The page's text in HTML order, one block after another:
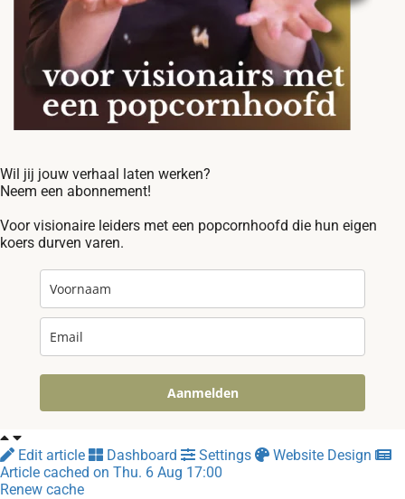
Wil jij jouw verhaal laten werken?
Neem een abonnement!
Voor visionaire leiders met een popcornhoofd die hun eigen
koers durven varen.
Aanmelden
Edit article Dashboard Settings
Website Design
Article cached on Thu. 6 Aug 17:00
Renew cache